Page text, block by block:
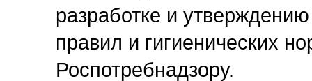
разработке и
правил и гигиенических
Роспотребнадзору.